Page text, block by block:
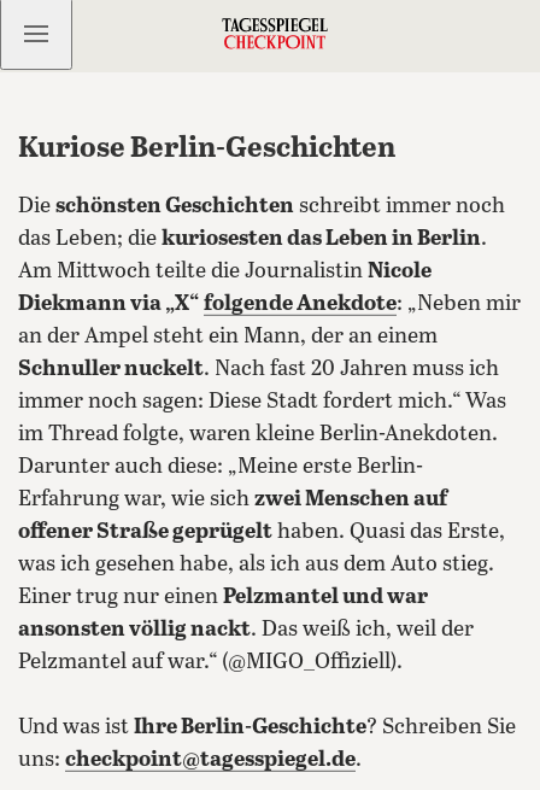
Kostenlos anmelden
Kuriose Berlin-Geschichten
Die schönsten Geschichten schreibt immer noch
das Leben; die kuriosesten das Leben in Berlin.
Am Mittwoch teilte die Journalistin Nicole
Diekmann via „X“ folgende Anekdote: „Neben mir
an der Ampel steht ein Mann, der an einem
Schnuller nuckelt. Nach fast 20 Jahren muss ich
immer noch sagen: Diese Stadt fordert mich.“ Was
im Thread folgte, waren kleine Berlin-Anekdoten.
Darunter auch diese: „Meine erste Berlin-
Erfahrung war, wie sich zwei Menschen auf
offener Straße geprügelt haben. Quasi das Erste,
was ich gesehen habe, als ich aus dem Auto stieg.
Einer trug nur einen Pelzmantel und war
ansonsten völlig nackt. Das weiß ich, weil der
Pelzmantel auf war.“ (@MIGO_Offiziell).
Und was ist Ihre Berlin-Geschichte? Schreiben Sie
uns: checkpoint@tagesspiegel.de.